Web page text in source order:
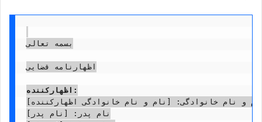
بسمه تعالی
اظهارنامه قضایی
اظهارکننده:
و نام خانوادگی: [نام و نام خانوادگی اظهارکننده]
نام پدر: [نام پدر]